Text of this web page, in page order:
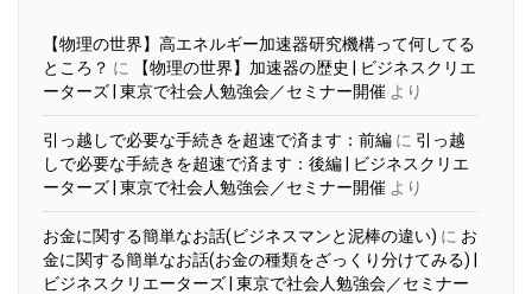
【物理の世界】高エネルギー加速器研究機構って何してる
ところ？ に
【物理の世界】加速器の歴史 | ビジネスクリエ
ーターズ | 東京で社会人勉強会／セミナー開催 より
引っ越しで必要な手続きを超速で済ます：前編 に 引っ越
しで必要な手続きを超速で済ます：後編 | ビジネスクリエ
ーターズ | 東京で社会人勉強会／セミナー開催 より
お金に関する簡単なお話(ビジネスマンと泥棒の違い) に お
金に関する簡単なお話(お金の種類をざっくり分けてみる) |
ビジネスクリエーターズ | 東京で社会人勉強会／セミナー